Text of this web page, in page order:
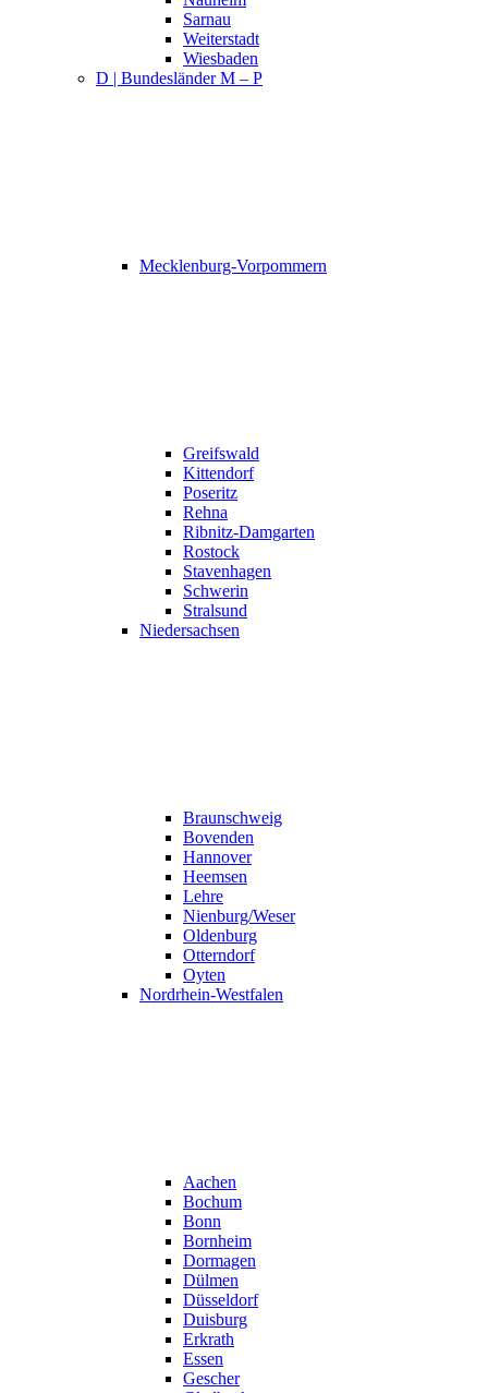
Sarnau
Weiterstadt
Wiesbaden
D | Bundesländer M – P
Mecklenburg-Vorpommern
Greifswald
Kittendorf
Poseritz
Rehna
Ribnitz-Damgarten
Rostock
Stavenhagen
Schwerin
Stralsund
Niedersachsen
Braunschweig
Bovenden
Hannover
Heemsen
Lehre
Nienburg/Weser
Oldenburg
Otterndorf
Oyten
Nordrhein-Westfalen
Aachen
Bochum
Bonn
Bornheim
Dormagen
Dülmen
Düsseldorf
Duisburg
Erkrath
Essen
Gescher